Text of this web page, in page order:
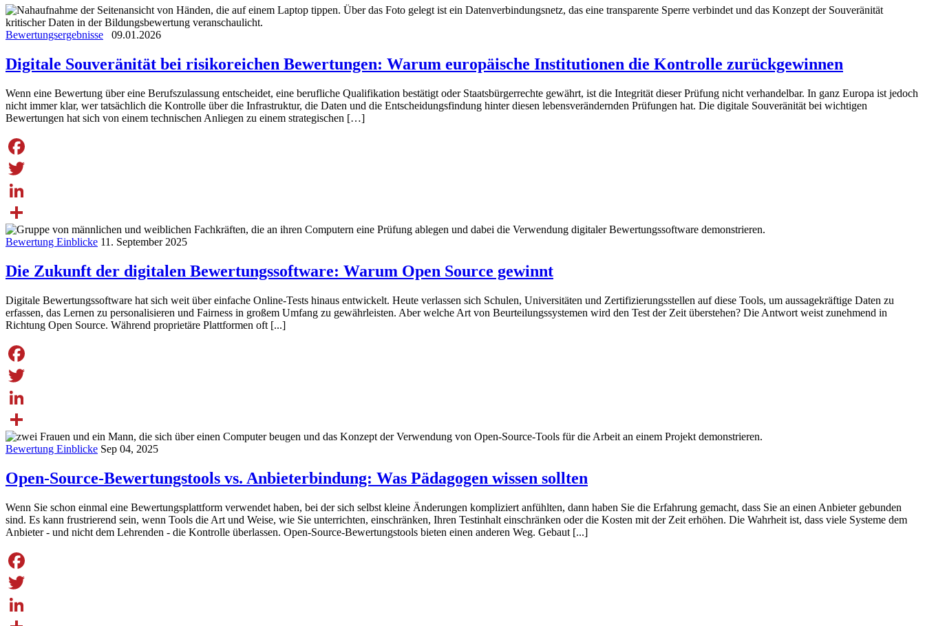
Share
Bewertungsergebnisse 09.01.2026
Digitale Souveränität bei risikoreichen Bewertungen: Warum europäische Institutionen die Kontrolle zurückgewinnen
Wenn eine Bewertung über eine Berufszulassung entscheidet, eine berufliche Qualifikation bestätigt oder Staatsbürgerrechte gewährt, ist die Integrität dieser Prüfung nicht verhandelbar. In ganz Europa ist jedoch
nicht immer klar, wer tatsächlich die Kontrolle über die Infrastruktur, die Daten und die Entscheidungsfindung hinter diesen lebensverändernden Prüfungen hat. Die digitale Souveränität bei wichtigen
Bewertungen hat sich von einem technischen Anliegen zu einem strategischen […]
Facebook
Twitter
LinkedIn
Share
Bewertung Einblicke 11. September 2025
Die Zukunft der digitalen Bewertungssoftware: Warum Open Source gewinnt
Digitale Bewertungssoftware hat sich weit über einfache Online-Tests hinaus entwickelt. Heute verlassen sich Schulen, Universitäten und Zertifizierungsstellen auf diese Tools, um aussagekräftige Daten zu
erfassen, das Lernen zu personalisieren und Fairness in großem Umfang zu gewährleisten. Aber welche Art von Beurteilungssystemen wird den Test der Zeit überstehen? Die Antwort weist zunehmend in
Richtung Open Source. Während proprietäre Plattformen oft [...]
Facebook
Twitter
LinkedIn
Share
Bewertung Einblicke Sep 04, 2025
Open-Source-Bewertungstools vs. Anbieterbindung: Was Pädagogen wissen sollten
Wenn Sie schon einmal eine Bewertungsplattform verwendet haben, bei der sich selbst kleine Änderungen kompliziert anfühlten, dann haben Sie die Erfahrung gemacht, dass Sie an einen Anbieter gebunden
sind. Es kann frustrierend sein, wenn Tools die Art und Weise, wie Sie unterrichten, einschränken, Ihren Testinhalt einschränken oder die Kosten mit der Zeit erhöhen. Die Wahrheit ist, dass viele Systeme dem
Anbieter - und nicht dem Lehrenden - die Kontrolle überlassen. Open-Source-Bewertungstools bieten einen anderen Weg. Gebaut [...]
Facebook
Twitter